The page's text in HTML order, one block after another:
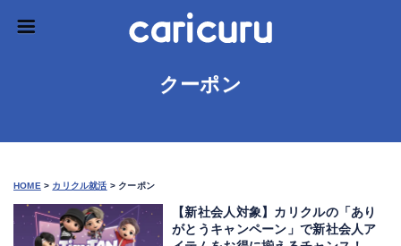
クーポン
HOME > カリクル就活 > クーポン
【新社会人対象】カリクルの「あり
がとうキャンペーン」で新社会人ア